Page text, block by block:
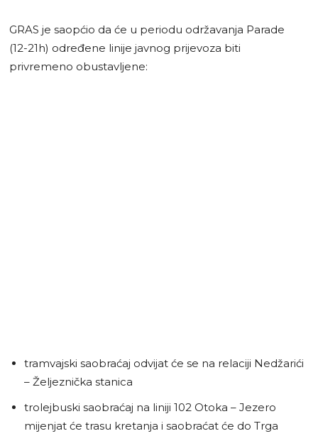
GRAS je saopćio da će u periodu održavanja Parade
(12-21h) određene linije javnog prijevoza biti
privremeno obustavljene:
tramvajski saobraćaj odvijat će se na relaciji Nedžarići
– Željeznička stanica
trolejbuski saobraćaj na liniji 102 Otoka – Jezero
mijenjat će trasu kretanja i saobraćat će do Trga